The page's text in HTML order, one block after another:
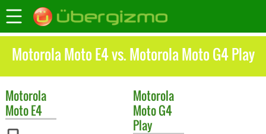
Motorola Moto E4 vs. Motorola Moto G4 Play
Motorola
Moto E4
Motorola
Moto G4
Play